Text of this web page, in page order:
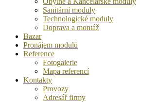
Sanitární moduly
Technologické moduly
Doprava a montáž
Bazar
Pronájem modulů
Reference
Fotogalerie
Mapa referencí
Kontakty
Provozy
Adresář firmy